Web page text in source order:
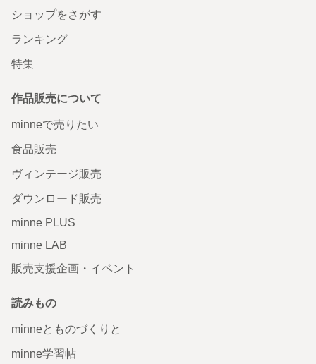
ショップをさがす
ランキング
特集
作品販売について
minneで売りたい
食品販売
ヴィンテージ販売
ダウンロード販売
minne PLUS
minne LAB
販売支援企画・イベント
読みもの
minneとものづくりと
minne学習帖